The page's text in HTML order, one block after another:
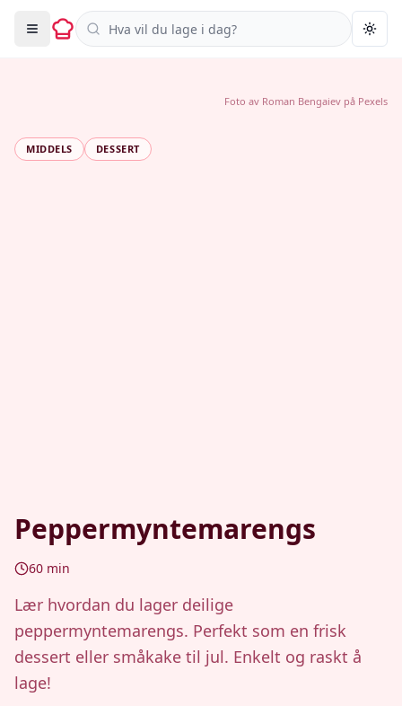
Søk i oppskrifter
MIDDELS DESSERT
Peppermyntemarengs
60 min
Lær hvordan du lager deilige
peppermyntemarengs. Perfekt som en frisk
dessert eller småkake til jul. Enkelt og raskt å
lage!
Foto av ‪Roman Bengaiev‬‏ på Pexels